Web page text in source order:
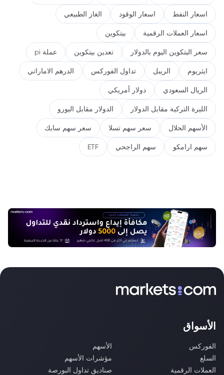
اسعار النفط اسعار الوقود الغاز الطبيعي
اسعار العملات الرقمية بيتكوين
سعر البتكوين اليوم بالدولار تعدين بيتكوين عملة pi
ايثريوم الريبل تداول الفوركس الدرهم الاماراتي
الريال السعودي دولار أمريكي
الليرة التركية مقابل الدولار الدولار مقابل اليورو
الأسهم الحلال سعر سهم تسلا سعر سهم سابك
سهم ارامكو سهم الراجحي ETF
الأسواق
الفوركس
الأسهم
السلع
مؤشرات الأسهم
العملات الرقمية
صناديق تداول البورصة